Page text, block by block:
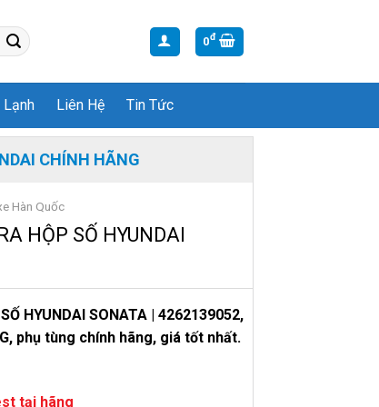
0đ
Lạnh Liên Hệ Tin Tức
CHÍNH HÃNG
Hàn Quốc
HỘP SỐ HYUNDAI
HYUNDAI SONATA | 4262139052,
phụ tùng chính hãng, giá tốt nhất.
tại hãng